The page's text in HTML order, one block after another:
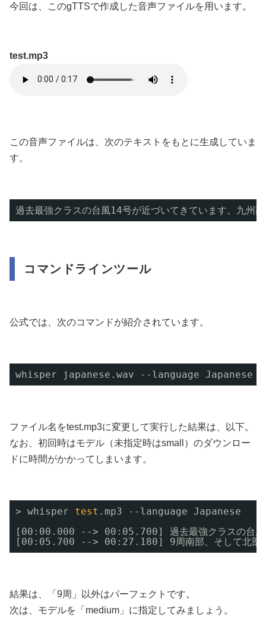
今回は、このgTTSで作成した音声ファイルを用います。
test.mp3
この音声ファイルは、次のテキストをもとに生成していま
す。
過去最強クラスの台風14号が近づいてきています。九州
コマンドラインツール
公式では、次のコマンドが紹介されています。
whisper japanese.wav --language Japanese
ファイル名をtest.mp3に変更して実行した結果は、以下。
なお、初回時はモデル（未指定時はsmall）のダウンロー
ドに時間がかかってしまいます。
> whisper test .mp3 --language Japanese
[00:00.000 --> 00:05.700] 過去最強クラスの台風
[00:05.700 --> 00:27.180] 9周南部、そして北部の皆
結果は、「9周」以外はパーフェクトです。
次は、モデルを「medium」に指定してみましょう。